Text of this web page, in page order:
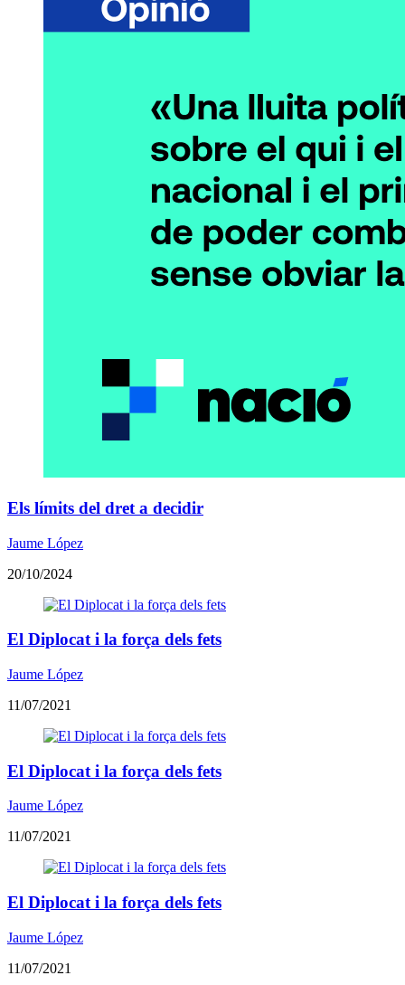
Els límits del dret a decidir
Jaume López
20/10/2024
El Diplocat i la força dels fets
Jaume López
11/07/2021
El Diplocat i la força dels fets
Jaume López
11/07/2021
El Diplocat i la força dels fets
Jaume López
11/07/2021